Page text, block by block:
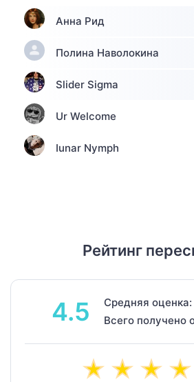
Анна Рид
Полина Наволокина
Slider Sigma
Ur Welcome
Iunar Nymph
Рейтинг
4.5
Средняя оценка:
Всего получено